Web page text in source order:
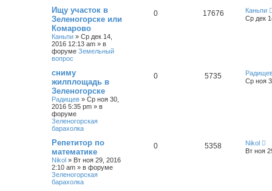
Ищу участок в
Зеленогорске или
Комарово
Каньпи » Ср дек 14,
2016 12:13 am » в
форуме Земельный
вопрос
0 17676
Каньпи
Ср дек
сниму
жилплощадь в
Зеленогорске
Радищев » Ср ноя 30,
2016 5:35 pm » в
форуме
Зеленогорская
барахолка
0 5735
Ср ноя
Репетитор по
математике
Nikol » Вт ноя 29, 2016
2:10 am » в форуме
Зеленогорская
барахолка
0 5358
Nikol
Вт ноя